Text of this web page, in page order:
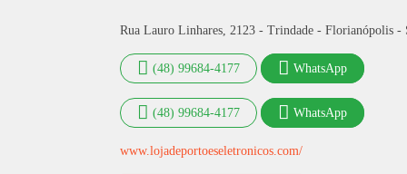
Rua Lauro Linhares, 2123 - Trindade - Florianópolis -
(48) 99684-4177 WhatsApp
(48) 99684-4177 WhatsApp
www.lojadeportoeseletronicos.com/